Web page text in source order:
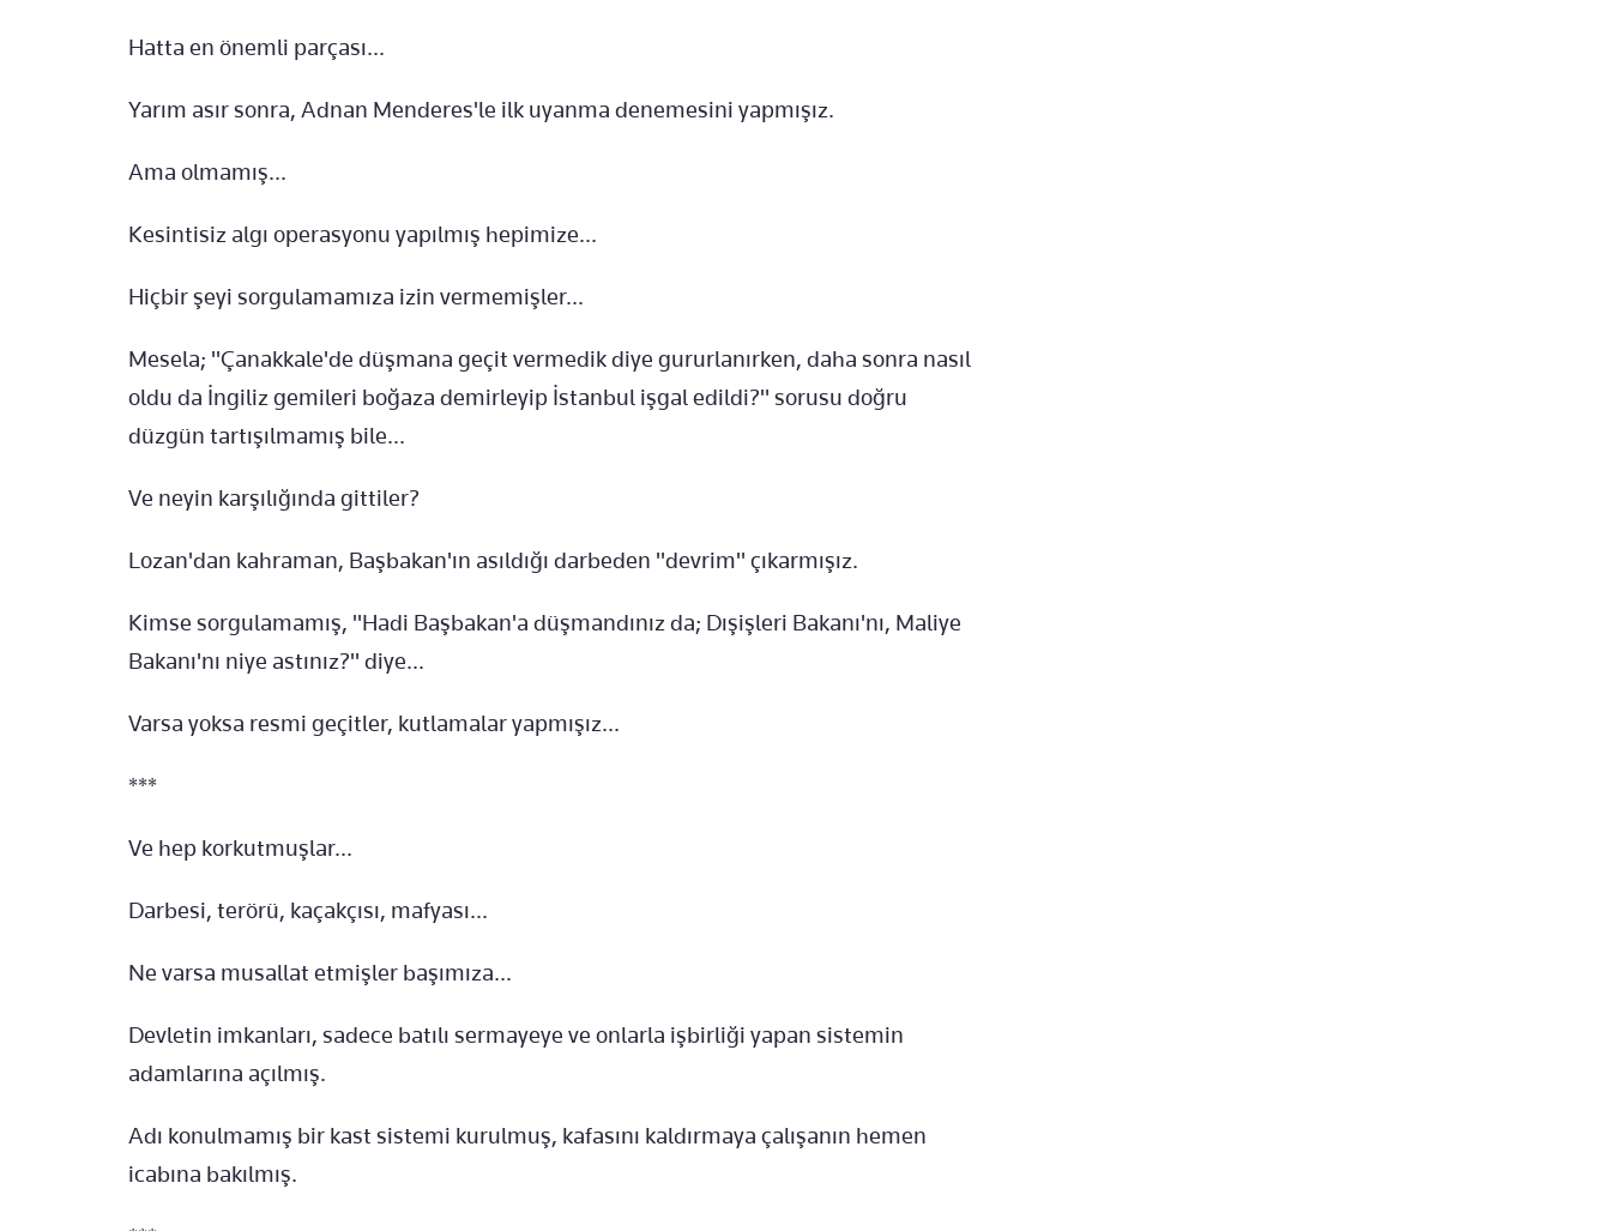
Hatta en önemli parçası...
Yarım asır sonra, Adnan Menderes'le ilk uyanma denemesini yapmışız.
Ama olmamış...
Kesintisiz algı operasyonu yapılmış hepimize...
Hiçbir şeyi sorgulamamıza izin vermemişler...
Mesela; "Çanakkale'de düşmana geçit vermedik diye gururlanırken, daha sonra nasıl
oldu da İngiliz gemileri boğaza demirleyip İstanbul işgal edildi?" sorusu doğru
düzgün tartışılmamış bile...
Ve neyin karşılığında gittiler?
Lozan'dan kahraman, Başbakan'ın asıldığı darbeden "devrim" çıkarmışız.
Kimse sorgulamamış, "Hadi Başbakan'a düşmandınız da; Dışişleri Bakanı'nı, Maliye
Bakanı'nı niye astınız?" diye...
Varsa yoksa resmi geçitler, kutlamalar yapmışız...
***
Ve hep korkutmuşlar...
Darbesi, terörü, kaçakçısı, mafyası...
Ne varsa musallat etmişler başımıza...
Devletin imkanları, sadece batılı sermayeye ve onlarla işbirliği yapan sistemin
adamlarına açılmış.
Adı konulmamış bir kast sistemi kurulmuş, kafasını kaldırmaya çalışanın hemen
icabına bakılmış.